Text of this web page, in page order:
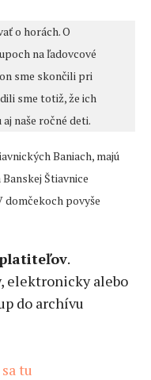
o horách. O
na ľadovcové
sme skončili pri
sme totiž, že ich
naše ročné deti.
Baniach, majú
Štiavnice
domčekoch povyše
.
elektronicky alebo
do archívu
tu